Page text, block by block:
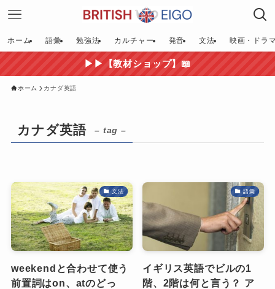
ホーム 語彙 勉強法 カルチャー 発音 文法 映画・ドラ
▶▶【教材ショップ】📖
ホーム カナダ英語
カナダ英語 – tag –
文法
weekendと合わせて使う
前置詞はon、atのどっ
語彙
イギリス英語でビルの1
階、2階は何と言う？ ア